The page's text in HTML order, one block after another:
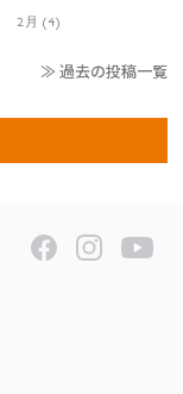
2月 (4)
≫ 過去の投稿一覧